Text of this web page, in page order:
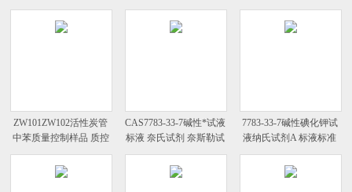
控样品
控样
控样
ZW101ZW102活性炭管
中苯质量控制样品 质控
样
CAS7783-33-7碱性*试液
标液 奈氏试剂 奈斯勒试
剂
7783-33-7碱性碘化钾试
液纳氏试剂A 标液标准
溶液